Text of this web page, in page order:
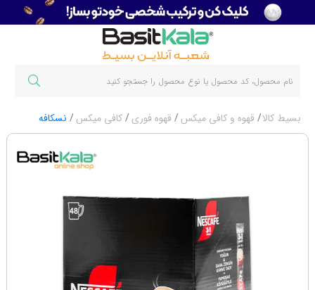
بسیط کالا قهوه و کافی میکس قهوه فوری کافی میکس نسکافه